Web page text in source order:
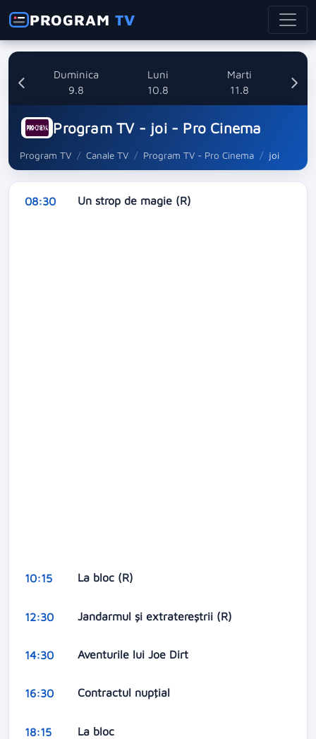
PROGRAMTV
Duminica
9.8
Luni
10.8
Marti
11.8
Program TV - joi - Pro Cinema
Program TV Canale TV Program TV - Pro Cinema joi
08:30 Un strop de magie (R)
10:15 La bloc (R)
12:30 Jandarmul și extratereștrii (R)
14:30 Aventurile lui Joe Dirt
16:30 Contractul nupţial
18:15 La bloc